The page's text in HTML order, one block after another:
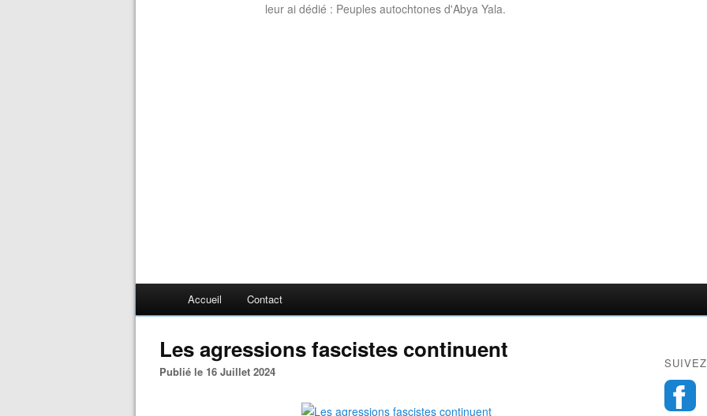
leur ai dédié : Peuples autochtones d'Abya Yala.
Accueil Contact
Les agressions fascistes continuent
Publié le 16 Juillet 2024